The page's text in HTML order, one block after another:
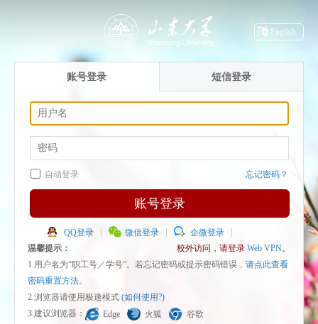
English
账号登录 短信登录
自动登录 忘记密码？
账号登录
QQ登录 微信登录
企微登录
温馨提示：
校外访问，请登录 Web VPN。
1.用户名为“职工号／学号”。若忘记密码或提示密码错误， 请点此查看
密码重置方法。
2.浏览器请使用极速模式 (如何使用?)
3.建议浏览器：
Edge 火狐
谷歌